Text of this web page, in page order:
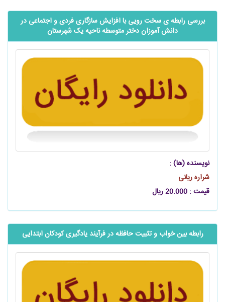
بررسی رابطه ی ‌‌‌‌سخت رویی با افزایش سازگاری فردی و اجتماعی در
‌‌‌‌دانش آموزان دختر متوسطه ناحیه یک شهرستان
نویسنده (ها) :
شراره ریانی
قیمت : 20.000 ریال
رابطه بین خواب و تثبیت حافظه در فرآیند یادگیری کودکان ابتدایی